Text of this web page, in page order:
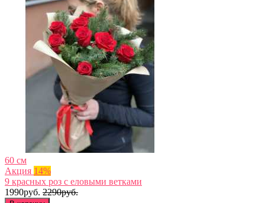
60 см
Акция 14%
9 красных роз с еловыми ветками
1990руб. 2290руб.